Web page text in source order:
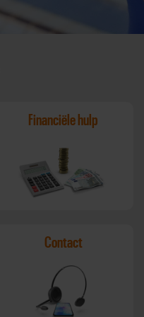
Financiële hulp
Contact